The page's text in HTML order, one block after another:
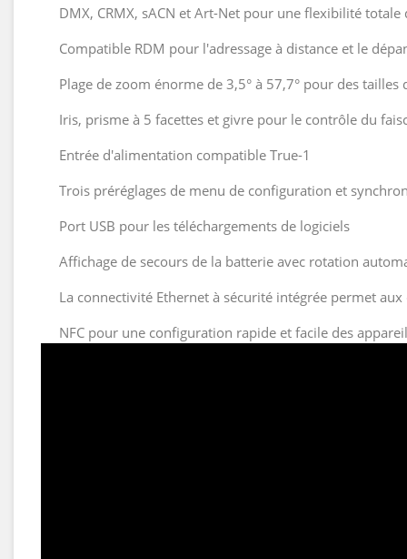
DMX, CRMX, sACN et Art-Net pour une flexibilité
Compatible RDM pour l'adressage à distance et le
Plage de zoom énorme de 3,5° à 57,7° pour des tailles
Iris, prisme à 5 facettes et givre pour le contrôle du
Entrée d'alimentation compatible True-1
Trois préréglages de menu de configuration et
Port USB pour les téléchargements de logiciels
Affichage de secours de la batterie avec rotation
La connectivité Ethernet à sécurité intégrée permet
NFC pour une configuration rapide et facile des